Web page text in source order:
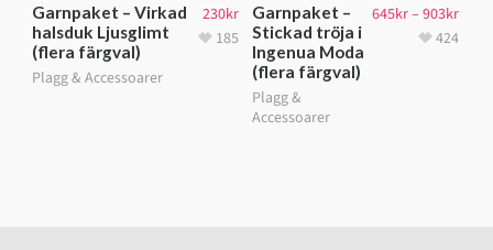
Garnpaket – Virkad
halsduk Ljusglimt
(flera färgval)
Plagg & Accessoarer
230kr
185
Garnpaket –
Stickad tröja i
Ingenua Moda
(flera färgval)
Plagg &
Accessoarer
645kr– 903kr
424